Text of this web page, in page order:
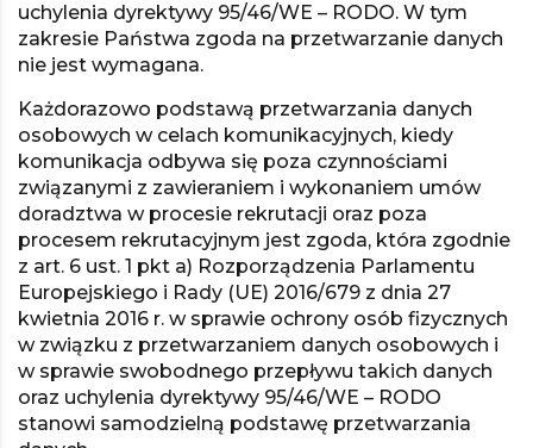
uchylenia dyrektywy 95/46/WE – RODO. W tym
zakresie Państwa zgoda na przetwarzanie danych
nie jest wymagana.
Każdorazowo podstawą przetwarzania danych
osobowych w celach komunikacyjnych, kiedy
komunikacja odbywa się poza czynnościami
związanymi z zawieraniem i wykonaniem umów
doradztwa w procesie rekrutacji oraz poza
procesem rekrutacyjnym jest zgoda, która zgodnie
z art. 6 ust. 1 pkt a) Rozporządzenia Parlamentu
Europejskiego i Rady (UE) 2016/679 z dnia 27
kwietnia 2016 r. w sprawie ochrony osób fizycznych
w związku z przetwarzaniem danych osobowych i
w sprawie swobodnego przepływu takich danych
oraz uchylenia dyrektywy 95/46/WE – RODO
stanowi samodzielną podstawę przetwarzania